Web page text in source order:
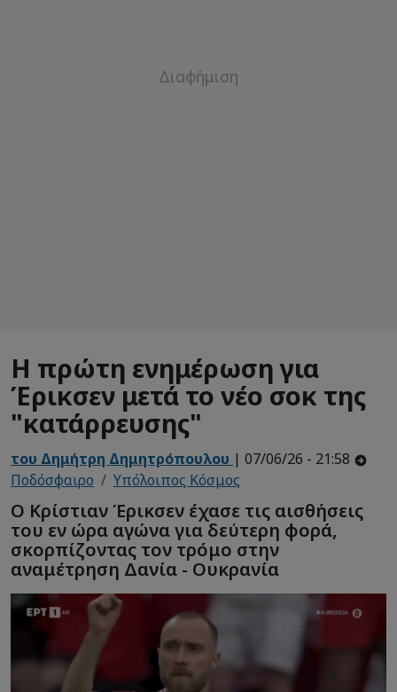
Η πρώτη ενημέρωση για
Έρικσεν μετά το νέο σοκ της
"κατάρρευσης"
του Δημήτρη Δημητρόπουλου | 07/06/26 - 21:58
Ποδόσφαιρο
Υπόλοιπος Κόσμος
Ο Κρίστιαν Έρικσεν έχασε τις αισθήσεις
του εν ώρα αγώνα για δεύτερη φορά,
σκορπίζοντας τον τρόμο στην
αναμέτρηση Δανία - Ουκρανία